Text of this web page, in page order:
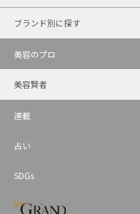
ブランド別に探す
美容のプロ
美容賢者
連載
占い
SDGs